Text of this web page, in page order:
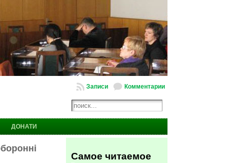
Комментарии
Записи
ДОНАТИ
Самое читаемое